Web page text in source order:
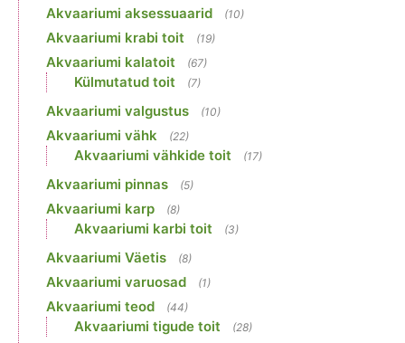
Akvaariumi aksessuaarid (10)
Akvaariumi krabi toit (19)
Akvaariumi kalatoit (67)
Külmutatud toit (7)
Akvaariumi valgustus (10)
Akvaariumi vähk (22)
Akvaariumi vähkide toit (17)
Akvaariumi pinnas (5)
Akvaariumi karp (8)
Akvaariumi karbi toit (3)
Akvaariumi Väetis (8)
Akvaariumi varuosad (1)
Akvaariumi teod (44)
Akvaariumi tigude toit (28)